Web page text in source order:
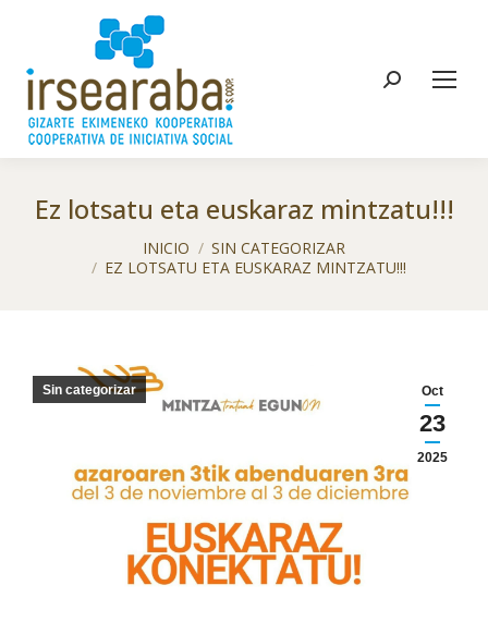
Buscar:
Ez lotsatu eta euskaraz mintzatu!!!
INICIO
SIN CATEGORIZAR
EZ LOTSATU ETA EUSKARAZ MINTZATU!!!
Oct
23
2025
Sin categorizar